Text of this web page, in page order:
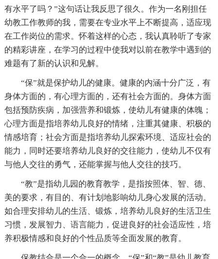
有水平了吗？”这句话让我反思了很久。作为一名刚担任
幼教工作教师的我，需要在专业水平上不断提高，适应现
在工作岗位的需求。怀着这样的心态，我认真聆听了专家
的精彩讲座，在学习的过程中使我对以前在教学中遇到的
难题有了新的认识和见解。
“保”就是保护幼儿的健康。健康的内涵十分广泛，有
身体方面的，有心理方面的，还有社会方面的。身体方面
包括预防疾病，加强营养和锻炼，使幼儿有健康的体魄；
心理方面是指培养幼儿良好的情绪，注重其健康、积极的
情感培育；社会方面是指培养幼儿探索环境、适应社会的
能力，同时还要培养幼儿良好的交往能力，使幼儿不仅有
与他人交往的勇气，还能掌握与他人交往的技巧。
“教”是指幼儿园的教育教学，是指按照体、智、德、
美的要求，有目的、有计划地影响幼儿身心发展的活动。
如合理安排幼儿的生活、锻炼，培养幼儿良好的生活卫生
习惯，发展智力、语言能力，促进良好的社会适应性，培
养积极情感和良好的个性品质等全面发展的教育。